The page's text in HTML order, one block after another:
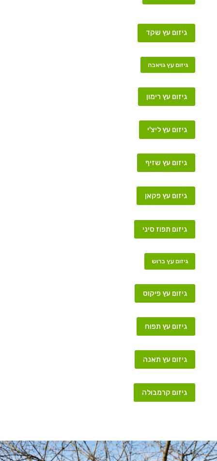
גיזום עץ שקד
גיזום עץ גויאבה
גיזום עץ רימון
גיזום עץ ליצ'י
גיזום עץ שזיף
גיזום עץ פקאן
גיזום תפוז סיני
גיזום עץ ברוש
גיזום עץ פיקוס
גיזום עץ תפוח
גיזום עץ תאנה
גיזום קרמבולה